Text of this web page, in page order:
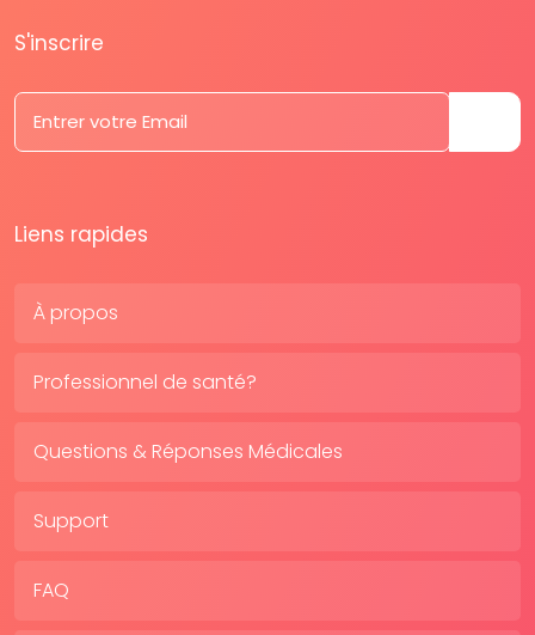
S'inscrire
Liens rapides
À propos
Professionnel de santé?
Questions & Réponses Médicales
Support
FAQ